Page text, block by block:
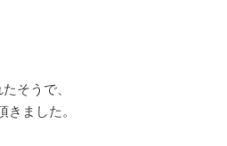
そうで、
ました。